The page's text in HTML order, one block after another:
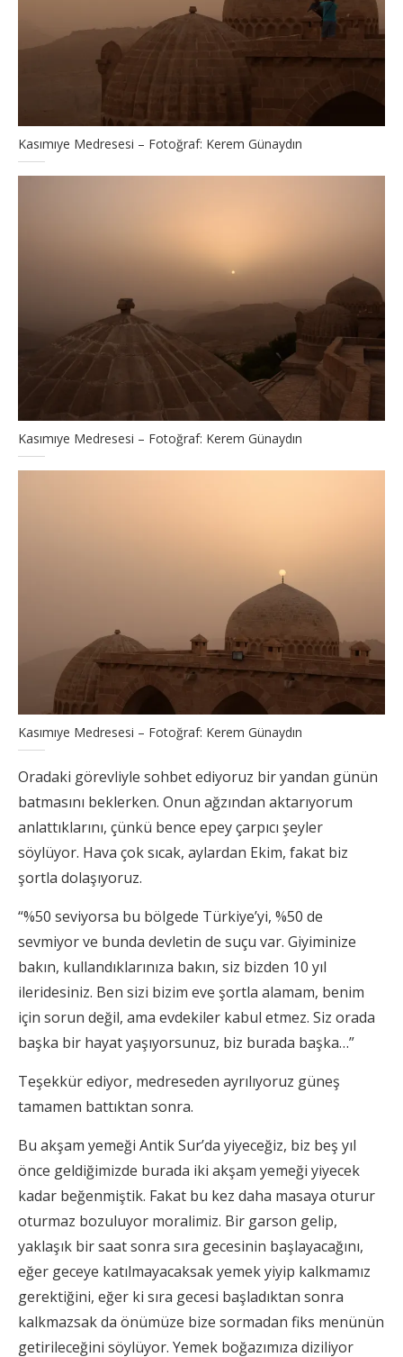
Kasımıye Medresesi – Fotoğraf: Kerem Günaydın
Kasımıye Medresesi – Fotoğraf: Kerem Günaydın
Kasımıye Medresesi – Fotoğraf: Kerem Günaydın
Oradaki görevliyle sohbet ediyoruz bir yandan günün
batmasını beklerken. Onun ağzından aktarıyorum
anlattıklarını, çünkü bence epey çarpıcı şeyler
söylüyor. Hava çok sıcak, aylardan Ekim, fakat biz
şortla dolaşıyoruz.
“%50 seviyorsa bu bölgede Türkiye’yi, %50 de
sevmiyor ve bunda devletin de suçu var. Giyiminize
bakın, kullandıklarınıza bakın, siz bizden 10 yıl
ileridesiniz. Ben sizi bizim eve şortla alamam, benim
için sorun değil, ama evdekiler kabul etmez. Siz orada
başka bir hayat yaşıyorsunuz, biz burada başka…”
Teşekkür ediyor, medreseden ayrılıyoruz güneş
tamamen battıktan sonra.
Bu akşam yemeği Antik Sur’da yiyeceğiz, biz beş yıl
önce geldiğimizde burada iki akşam yemeği yiyecek
kadar beğenmiştik. Fakat bu kez daha masaya oturur
oturmaz bozuluyor moralimiz. Bir garson gelip,
yaklaşık bir saat sonra sıra gecesinin başlayacağını,
eğer geceye katılmayacaksak yemek yiyip kalkmamız
gerektiğini, eğer ki sıra gecesi başladıktan sonra
kalkmazsak da önümüze bize sormadan fiks menünün
getirileceğini söylüyor. Yemek boğazımıza diziliyor